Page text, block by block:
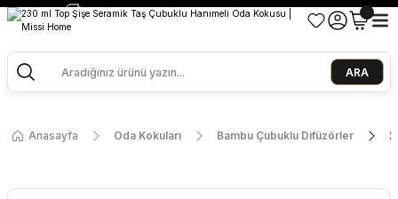
2500 TL ve Üzeri Alışverişlerde Kargo Bedava!
Missi Kokularda 3 Al 2 Öde
ARA
Anasayfa Oda Kokuları Bambu Çubuklu Difüzörler